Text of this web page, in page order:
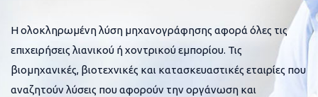
Η ολοκληρωμένη λύση μηχανογράφησης αφορά όλες τις
επιχειρήσεις λιανικού ή χοντρικού εμπορίου. Τις
βιομηχανικές, βιοτεχνικές και κατασκευαστικές εταιρίες που
αναζητούν λύσεις που αφορούν την οργάνωση και